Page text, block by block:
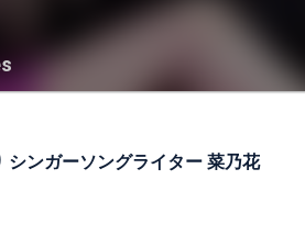
シンガーソングライター 菜乃花